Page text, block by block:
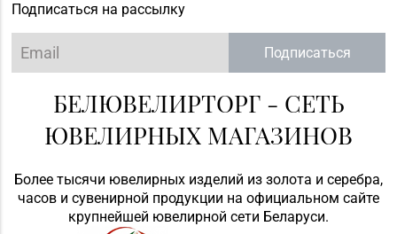
Подписаться на рассылку
Подписаться
БЕЛЮВЕЛИРТОРГ - СЕТЬ
ЮВЕЛИРНЫХ МАГАЗИНОВ
Более тысячи ювелирных изделий из золота и серебра,
часов и сувенирной продукции на официальном сайте
крупнейшей ювелирной сети Беларуси.